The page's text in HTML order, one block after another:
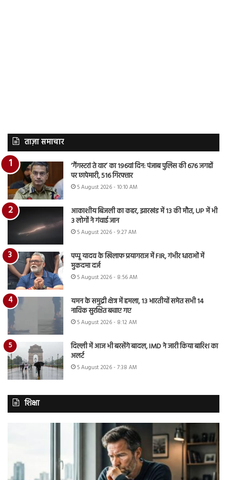
ताज़ा समाचार
‘गैंगस्टरां ते वार’ का 196वां दिन: पंजाब पुलिस की 676 जगहों
पर छापेमारी, 516 गिरफ्तार
5 August 2026 - 10:10 AM
आकाशीय बिजली का कहर, झारखंड में 13 की मौत, UP में भी
3 लोगों ने गंवाई जान
5 August 2026 - 9:27 AM
पप्पू यादव के खिलाफ प्रयागराज में FIR, गंभीर धाराओं में
मुकदमा दर्ज
5 August 2026 - 8:56 AM
यमन के समुद्री क्षेत्र में हमला, 13 भारतीयों समेत सभी 14
नाविक सुरक्षित बचाए गए
5 August 2026 - 8:12 AM
दिल्ली में आज भी बरसेंगे बादल, IMD ने जारी किया बारिश का
अलर्ट
5 August 2026 - 7:38 AM
शिक्षा